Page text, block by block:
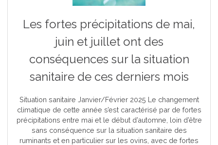
Les fortes précipitations de mai,
juin et juillet ont des
conséquences sur la situation
sanitaire de ces derniers mois
Situation sanitaire Janvier/Février 2025 Le changement
climatique de cette année s’est caractérisé par de fortes
précipitations entre mai et le début d’automne, loin d’être
sans conséquence sur la situation sanitaire des
ruminants et en particulier sur les ovins, avec de fortes